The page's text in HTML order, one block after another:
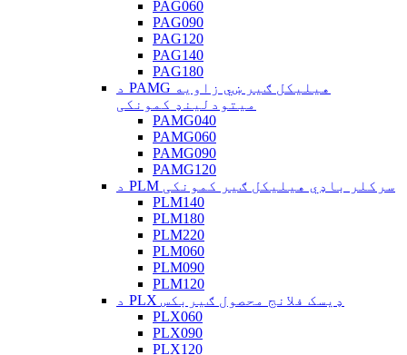
PAG060
PAG090
PAG120
PAG140
PAG180
د PAMG هیلیکل ګیر ښي زاویه
میتودلینډ کمونکی
PAMG040
PAMG060
PAMG090
PAMG120
د PLM سرکلر باډي هیلیکل ګیر کمونکی
PLM140
PLM180
PLM220
PLM060
PLM090
PLM120
د PLX ډیسک فلانج محصول ګیربکس
PLX060
PLX090
PLX120